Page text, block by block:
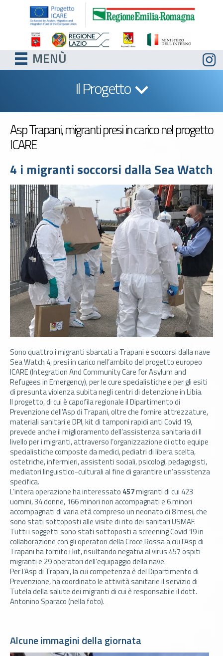
MENÙ
Il Progetto
Asp Trapani, migranti presi in carico nel progetto
ICARE
4 i migranti soccorsi dalla Sea Watch
Sono quattro i migranti sbarcati a Trapani e soccorsi dalla nave
Sea Watch 4, presi in carico nell’ambito del progetto europeo
ICARE (Integration AndCommunityCare for Asylum and
Refugees in Emergency), per le cure specialistiche e per gli esiti
di presunta violenza subita negli centri di detenzione in Libia.
Il progetto, di cui è capofila regionale il Dipartimento di
Prevenzione dell’Asp di Trapani, oltre che fornire attrezzature,
materiali sanitari e DPI, kit di tamponi rapidi anti Covid 19,
prevede anche il miglioramento dell’assistenza sanitaria di II
livello per i migranti, attraverso l’organizzazione di otto equipe
specialistiche composte da medici, pediatri di libera scelta,
ostetriche, infermieri, assistenti sociali, psicologi, pedagogisti,
mediatori linguistico-culturali al fine di garantire un’assistenza
specifica.
L’intera operazione ha interessato 457migranti di cui 423
uomini, 34 donne, 166 minori non accompagnati e 6 minori
accompagnati di varia età compreso un neonato di 8 mesi, che
sono stati sottoposti alle visite di rito dei sanitari USMAF.
Tutti i soggetti sono stati sottoposti a screening Covid 19 in
collaborazione con gli operatori della Croce Rossa a cui l’Asp di
Trapani ha fornito i kit, risultando negativi al virus 457 ospiti
migranti e 29 operatori dell’equipaggio della nave.
Per l’Asp di Trapani, la cui competenza è del Dipartimento di
Prevenzione, ha coordinato le attività sanitarie il servizio di
Tutela della salute dei migranti di cui è responsabile il dott.
Antonino Sparaco (nella foto).
Alcune immagini della giornata